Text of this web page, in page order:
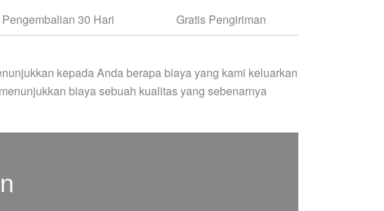
Pengembalian 30 Hari Gratis Pengiriman
kepada Anda berapa biaya yang kami keluarkan
biaya sebuah kualitas yang sebenarnya